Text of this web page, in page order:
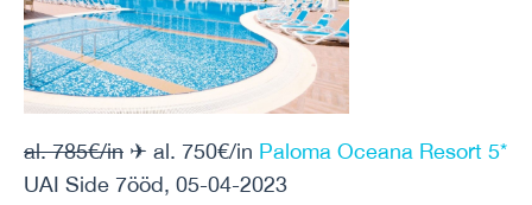
al. 785€/in ✈ al. 750€/in Paloma Oceana Resort 5*
UAI Side 7ööd, 05-04-2023